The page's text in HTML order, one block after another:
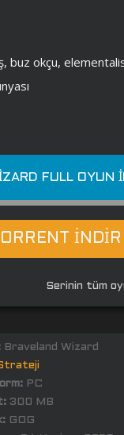
buz okçu,
FULL OYUN
İNDİR
Serinin tüm
Braveland Wizard
PC
300 MB
GOG